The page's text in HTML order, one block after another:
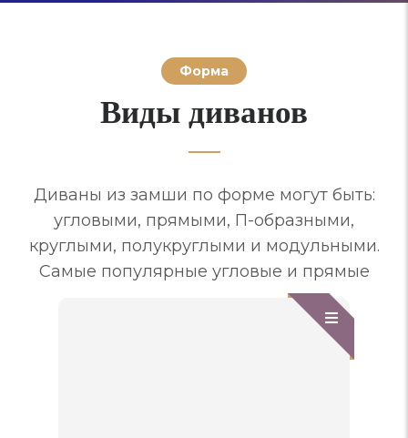
Форма
Виды диванов
Диваны из замши по форме могут быть:
угловыми, прямыми, П-образными,
круглыми, полукруглыми и модульными.
Самые популярные угловые и прямые